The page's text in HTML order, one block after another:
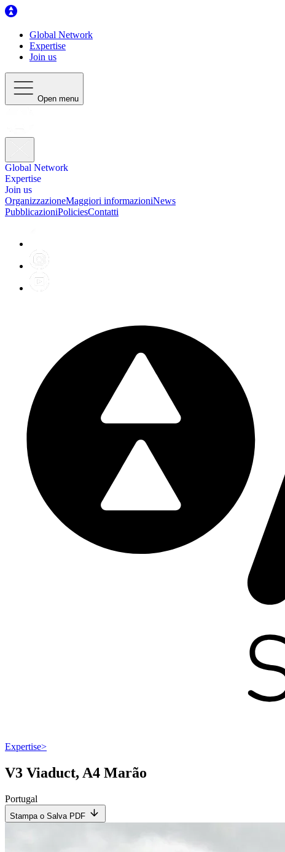
Global Network
Expertise
Join us
Open menu
Global Network
Expertise
Join us
OrganizzazioneMaggiori informazioniNews
PubblicazioniPoliciesContatti
Expertise>
V3 Viaduct, A4 Marão
Portugal
Stampa o Salva PDF